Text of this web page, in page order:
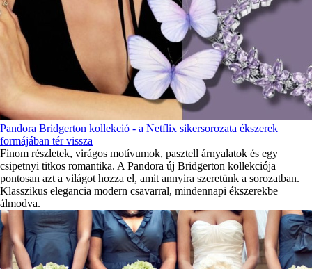
Pandora Bridgerton kollekció - a Netflix sikersorozata ékszerek
formájában tér vissza
Finom részletek, virágos motívumok, pasztell árnyalatok és egy
csipetnyi titkos romantika. A Pandora új Bridgerton kollekciója
pontosan azt a világot hozza el, amit annyira szeretünk a sorozatban.
Klasszikus elegancia modern csavarral, mindennapi ékszerekbe
álmodva.